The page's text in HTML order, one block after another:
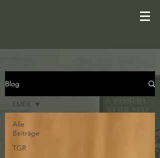
Blog
Alle
Beiträge
TGR
EMEK